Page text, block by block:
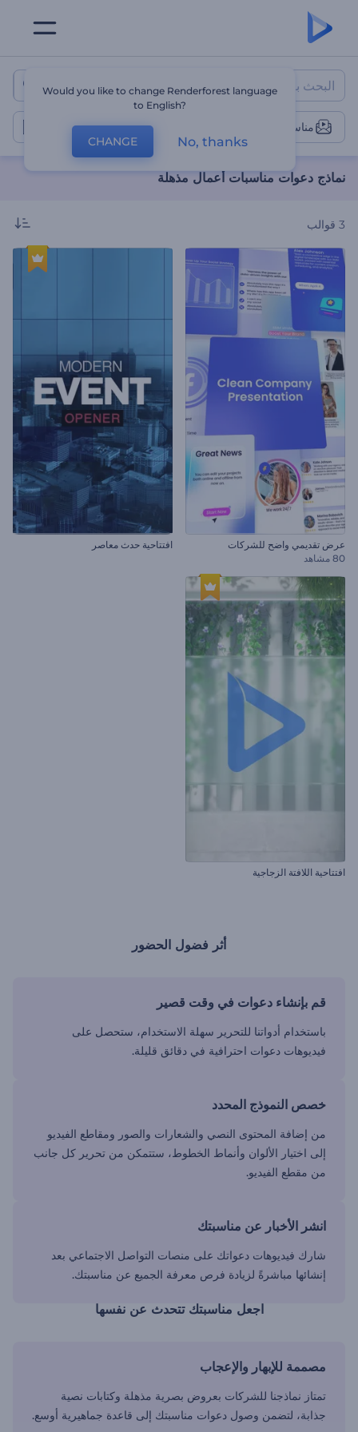
نماذج دعوات مناسبات أعمال
مناسبة أعمال
نماذج دعوات مناسبات أعمال مذهلة
3 قوالب
عرض تقديمي واضح للشركات
80 مشاهد
افتتاحية حدث معاصر
افتتاحية اللافتة الزجاجية
أثر فضول الحضور
قم بإنشاء دعوات في وقت قصير
باستخدام أدواتنا للتحرير سهلة الاستخدام، ستحصل على
فيديوهات دعوات احترافية في دقائق قليلة.
خصص النموذج المحدد
من إضافة المحتوى النصي والشعارات والصور ومقاطع الفيديو
إلى اختيار الألوان وأنماط الخطوط، ستتمكن من تحرير كل جانب
من مقطع الفيديو.
انشر الأخبار عن مناسبتك
شارك فيديوهات دعواتك على منصات التواصل الاجتماعي بعد
إنشائها مباشرةً لزيادة فرص معرفة الجميع عن مناسبتك.
اجعل مناسبتك تتحدث عن نفسها
مصممة للإبهار والإعجاب
تمتاز نماذجنا للشركات بعروض بصرية مذهلة وكتابات نصية
جذابة، لتضمن وصول دعوات مناسبتك إلى قاعدة جماهيرية أوسع.
Would you like to change Renderforest language
to English?
CHANGE No, thanks